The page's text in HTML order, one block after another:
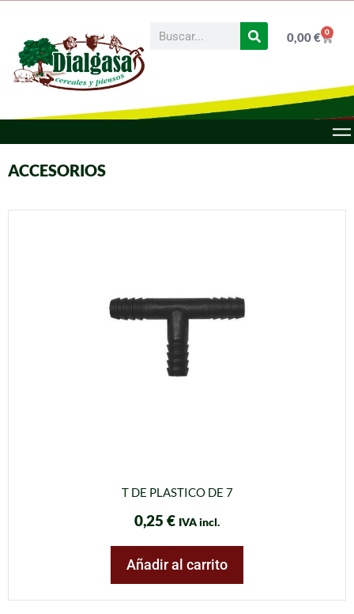
0,00€ 0
ACCESORIOS
T DE PLASTICO DE 7
0,25 € IVA incl.
Añadir al carrito